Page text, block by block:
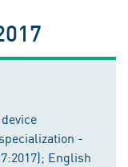
-
English